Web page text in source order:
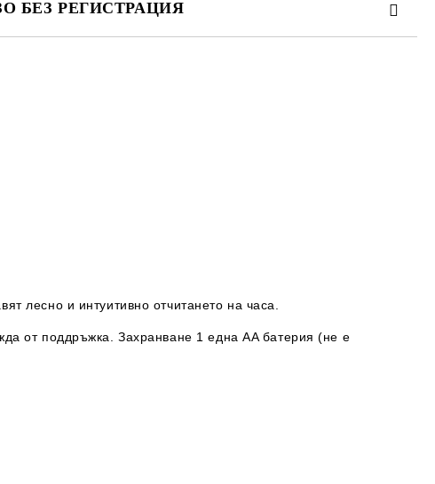
БЕЗ РЕГИСТРАЦИЯ
лесно и интуитивно отчитането на часа.
от поддръжка. Захранване 1 една AA батерия (не е